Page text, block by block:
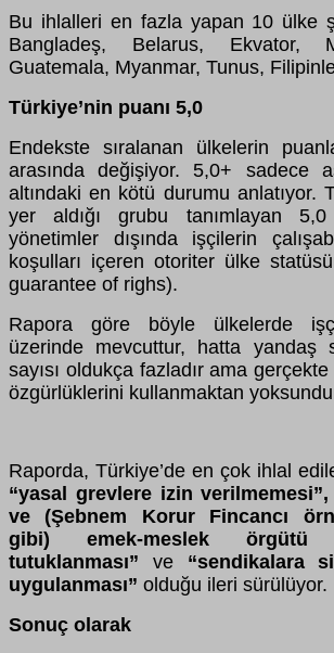
Bu ihlalleri en fazla yapan 10 ülke
Bangladeş, Belarus, Ekvator,
Guatemala, Myanmar, Tunus,
Türkiye’nin puanı 5,0
Endekste sıralanan ülkelerin
arasında değişiyor. 5,0+ sadece
altındaki en kötü durumu anlatıyor.
yer aldığı grubu tanımlayan
yönetimler dışında işçilerin
koşulları içeren otoriter ülke
guarantee of righs).
Rapora göre böyle ülkelerde
üzerinde mevcuttur, hatta yandaş
sayısı oldukça fazladır ama
özgürlüklerini kullanmaktan
Raporda, Türkiye’de en çok ihlal
“yasal grevlere izin verilmemesi”,
ve (Şebnem Korur Fincancı
gibi) emek-meslek örgütü
tutuklanması” ve “sendikalara
uygulanması” olduğu ileri sürülüyor.
Sonuç olarak